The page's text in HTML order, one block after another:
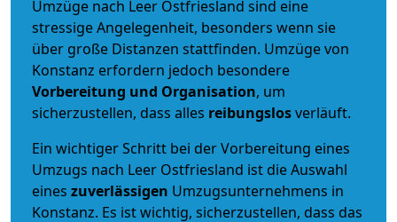
Umzüge nach Leer Ostfriesland sind eine
stressige Angelegenheit, besonders wenn sie
über große Distanzen stattfinden. Umzüge von
Konstanz erfordern jedoch besondere
Vorbereitung und Organisation, um
sicherzustellen, dass alles reibungslosverläuft.
Ein wichtiger Schritt bei der Vorbereitung eines
Umzugs nach Leer Ostfriesland ist die Auswahl
eines zuverlässigen Umzugsunternehmens in
Konstanz. Es ist wichtig, sicherzustellen, dass das